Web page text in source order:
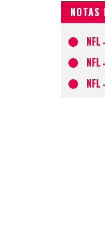
NOTAS
NFL -
NFL -
NFL -